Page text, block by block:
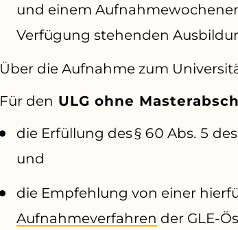
und einem
Verfügung stehenden
Über die Aufnahme zum
Für den ULG ohne
die Erfüllung des § 60 Abs. 5
und
die Empfehlung von einer
Aufnahmeverfahren der GLE-